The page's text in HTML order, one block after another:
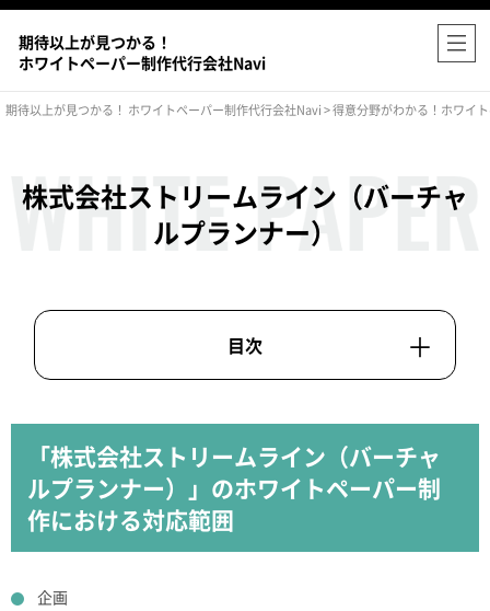
期待以上が見つかる！
ホワイトペーパー制作代行会社Navi
期待以上が見つかる！ ホワイトペーパー制作代行会社Navi>得意分野がわかる！ホワイ
株式会社ストリームライン（バーチャ
ルプランナー）
「株式会社ストリームライン（バーチャ
ルプランナー）」のホワイトペーパー制
作における対応範囲
企画